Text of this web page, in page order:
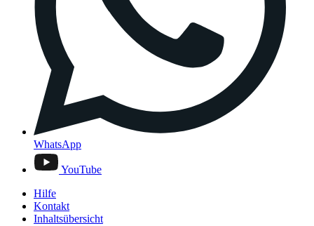
WhatsApp
YouTube
Hilfe
Kontakt
Inhaltsübersicht